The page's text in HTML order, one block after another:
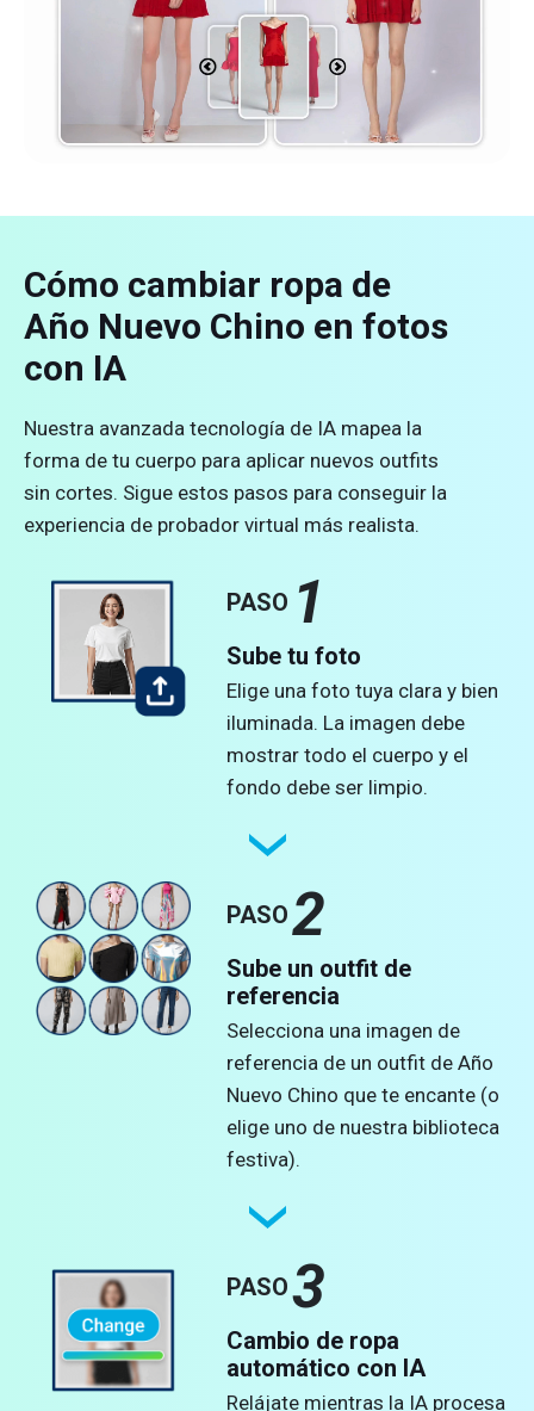
Cómo cambiar ropa de
Año Nuevo Chino en fotos
con IA
Nuestra avanzada tecnología de IA mapea la
forma de tu cuerpo para aplicar nuevos outfits
sin cortes. Sigue estos pasos para conseguir la
experiencia de probador virtual más realista.
PASO 1
Sube tu foto
Elige una foto tuya clara y bien
iluminada. La imagen debe
mostrar todo el cuerpo y el
fondo debe ser limpio.
PASO2
Sube un outfit de
referencia
Selecciona una imagen de
referencia de un outfit de Año
Nuevo Chino que te encante (o
elige uno de nuestra biblioteca
festiva).
PASO3
Cambio de ropa
automático con IA
Relájate mientras la IA procesa